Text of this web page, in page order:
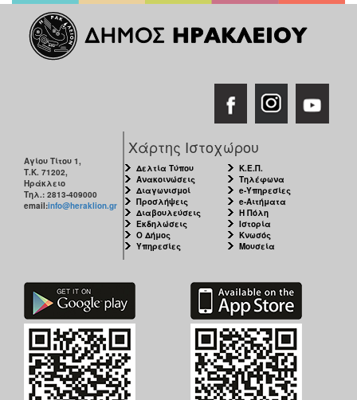
ΑΝΘΕΚΤΙΚΗ
ΠΟΛΗ
Αγίου Τίτου 1,
Τ.Κ. 71202,
Ηράκλειο
Τηλ.: 2813-409000
email:info@heraklion.gr
Χάρτης Ιστοχώρου
Δελτία Τύπου
Ανακοινώσεις
Διαγωνισμοί
Προσλήψεις
Διαβουλεύσεις
Εκδηλώσεις
Ο Δήμος
Υπηρεσίες
Κ.Ε.Π.
Τηλέφωνα
e-Υπηρεσίες
e-Αιτήματα
Η Πόλη
Ιστορία
Κνωσός
Μουσεία